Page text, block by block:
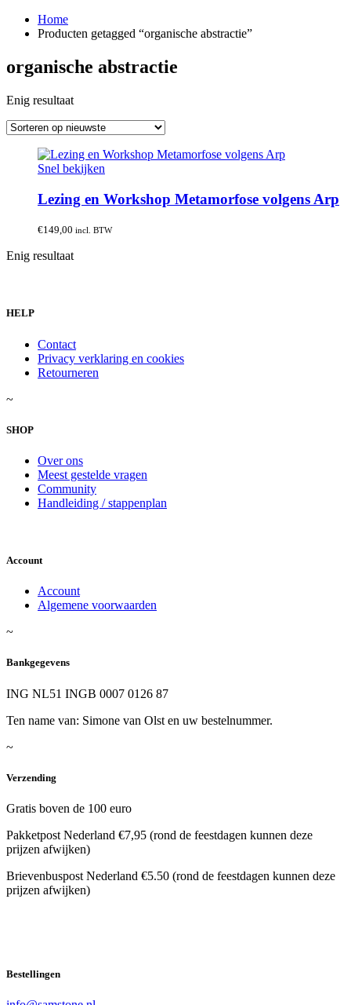
Home
Producten getagged “organische abstractie”
organische abstractie
Enig resultaat
Snel bekijken
Lezing en Workshop Metamorfose volgens Arp
€149,00 incl. BTW
Enig resultaat
HELP
Contact
Privacy verklaring en cookies
Retourneren
~
SHOP
Over ons
Meest gestelde vragen
Community
Handleiding / stappenplan
Account
Account
Algemene voorwaarden
~
Bankgegevens
ING NL51 INGB 0007 0126 87
Ten name van: Simone van Olst en uw bestelnummer.
~
Verzending
Gratis boven de 100 euro
Pakketpost Nederland €7,95 (rond de feestdagen kunnen deze
prijzen afwijken)
Brievenbuspost Nederland €5.50 (rond de feestdagen kunnen deze
prijzen afwijken)
Bestellingen